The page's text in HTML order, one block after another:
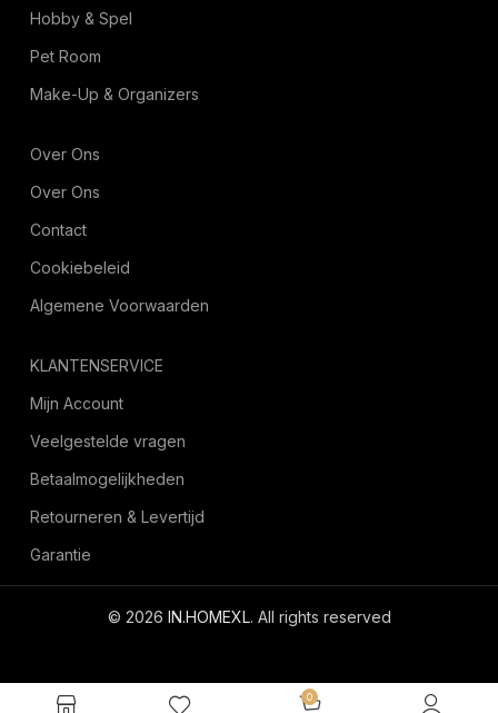
Hobby & Spel
Pet Room
Make-Up & Organizers
Over Ons
Over Ons
Contact
Cookiebeleid
Algemene Voorwaarden
KLANTENSERVICE
Mijn Account
Veelgestelde vragen
Betaalmogelijkheden
Retourneren & Levertijd
Garantie
© 2026 IN.HOMEXL. All rights reserved
0